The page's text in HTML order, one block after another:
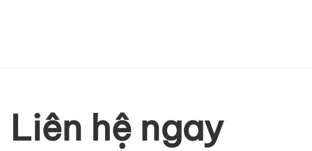
Liên hệ ngay